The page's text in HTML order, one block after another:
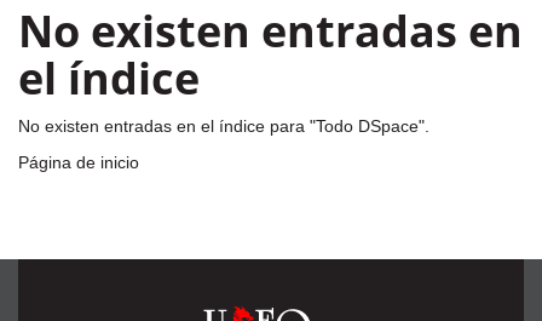
No existen entradas en
el índice
No existen entradas en el índice para "Todo DSpace".
Página de inicio